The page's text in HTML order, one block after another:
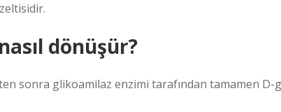
dönüşür?
sonra glikoamilaz enzimi tarafından tamamen